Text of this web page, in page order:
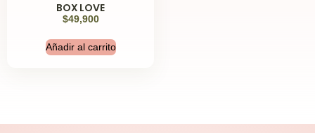
BOX LOVE
$49,900
Añadir al carrito